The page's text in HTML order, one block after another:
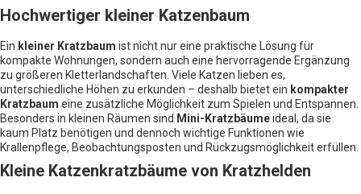
Hochwertiger kleiner Katzenbaum
Ein kleiner Kratzbaum ist nicht nur eine praktische Lösung für
kompakte Wohnungen, sondern auch eine hervorragende Ergänzung
zu größeren Kletterlandschaften. Viele Katzen lieben es,
unterschiedliche Höhen zu erkunden – deshalb bietet ein kompakter
Kratzbaum eine zusätzliche Möglichkeit zum Spielen und Entspannen.
Besonders in kleinen Räumen sind Mini-Kratzbäumeideal, da sie
kaum Platz benötigen und dennoch wichtige Funktionen wie
Krallenpflege, Beobachtungsposten und Rückzugsmöglichkeit erfüllen.
Kleine Katzenkratzbäume von Kratzhelden